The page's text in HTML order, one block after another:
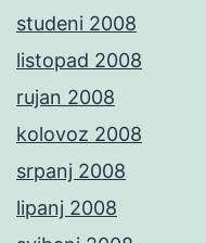
studeni 2008
listopad 2008
rujan 2008
kolovoz 2008
srpanj 2008
lipanj 2008